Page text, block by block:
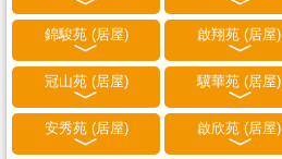
錦駿苑 (居屋) 啟翔苑 (居屋)
冠山苑 (居屋) 驥華苑 (居屋)
安秀苑 (居屋) 啟欣苑 (居屋)